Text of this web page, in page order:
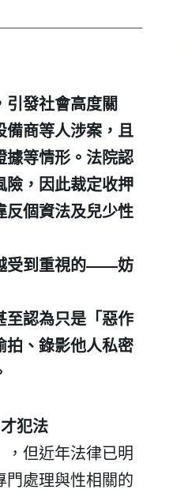
引發社會高度關
備商等人涉案，且
據等情形。法院認
險，因此裁定收押
反個資法及兒少性
受到重視的——妨
至認為只是「惡作
拍、錄影他人私密
犯法
但近年法律已明
門處理與性相關的